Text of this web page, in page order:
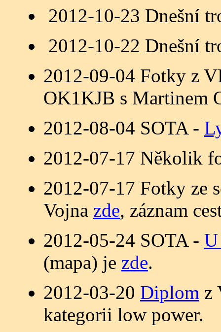
2012-10-23 Dnešní
2012-10-22 Dnešní
2012-09-04 Fotky z
OK1KJB s Martinem
2012-08-04 SOTA -
2012-07-17 Několik
2012-07-17 Fotky ze
Vojna zde, záznam
2012-05-24 SOTA -
(mapa) je zde.
2012-03-20 Diplom z
kategorii low power.